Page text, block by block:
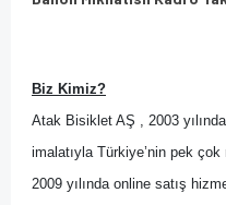
Biz Kimiz?
Atak Bisiklet AŞ , 2003
imalatıyla Türkiye’nin pek
2009 yılında online satış